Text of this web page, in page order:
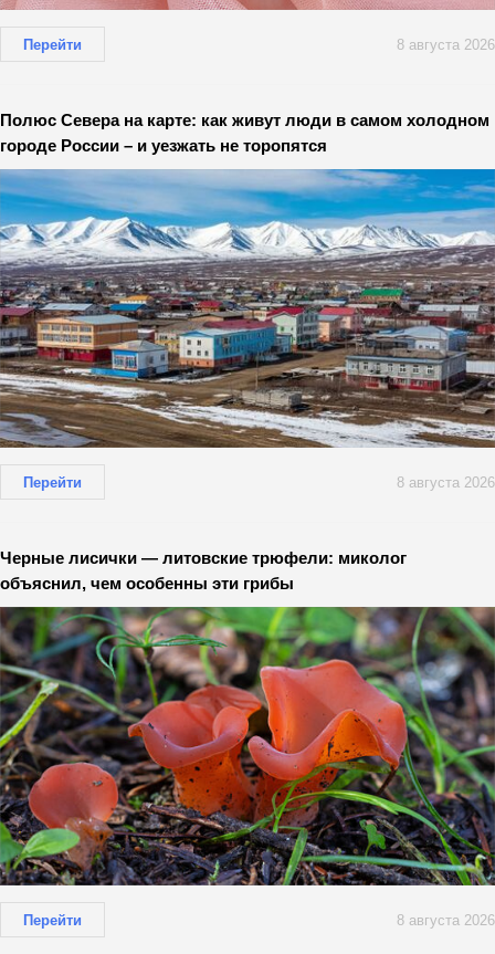
Перейти 8 августа 2026
Полюс Севера на карте: как живут люди в самом холодном
городе России – и уезжать не торопятся
Перейти 8 августа 2026
Черные лисички — литовские трюфели: миколог
объяснил, чем особенны эти грибы
Перейти 8 августа 2026